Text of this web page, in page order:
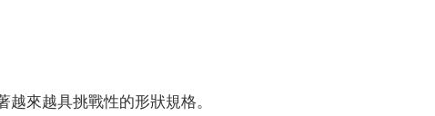
來越具挑戰性的形狀規格。